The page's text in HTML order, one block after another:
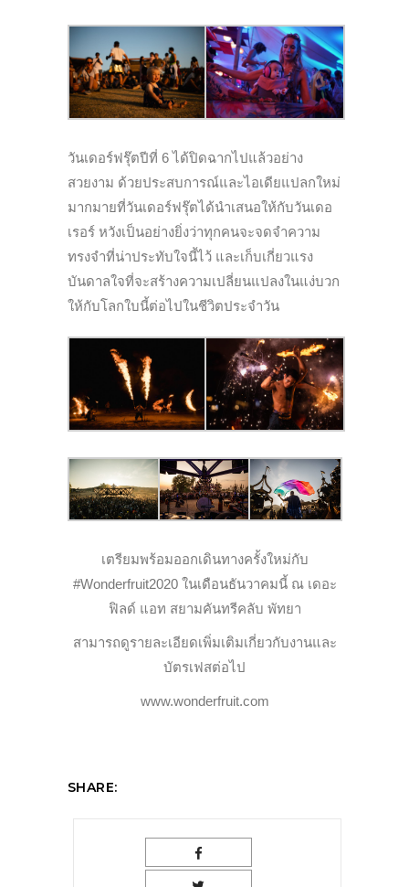
วันเดอร์ฟรุ๊ตปีที่ 6 ได้ปิดฉากไปแล้วอย่าง
สวยงาม ด้วยประสบการณ์และไอเดียแปลกใหม่
มากมายที่วันเดอร์ฟรุ๊ตได้นำเสนอให้กับวันเดอ
เรอร์ หวังเป็นอย่างยิ่งว่าทุกคนจะจดจำความ
ทรงจำที่น่าประทับใจนี้ไว้ และเก็บเกี่ยวแรง
บันดาลใจที่จะสร้างความเปลี่ยนแปลงในแง่บวก
ให้กับโลกใบนี้ต่อไปในชีวิตประจำวัน
เตรียมพร้อมออกเดินทางครั้งใหม่กับ
#Wonderfruit2020 ในเดือนธันวาคมนี้ ณ เดอะ
ฟิลด์ แอท สยามคันทรีคลับ พัทยา
สามารถดูรายละเอียดเพิ่มเติมเกี่ยวกับงานและ
บัตรเฟสต่อไป
www.wonderfruit.com
SHARE: